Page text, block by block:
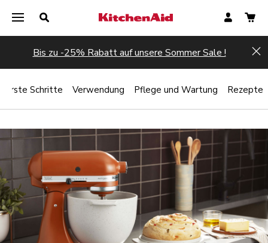
Bis zu -25% Rabatt auf unsere Sommer Sale !
Jetzt registrieren
Erste Schritte Verwendung Pflege und Wartung Rezepte